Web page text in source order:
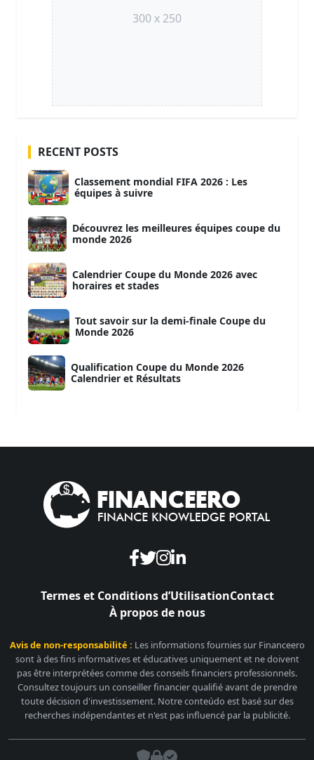
300 x 250
RECENT POSTS
Classement mondial FIFA 2026 : Les
équipes à suivre
Découvrez les meilleures équipes coupe du
monde 2026
Calendrier Coupe du Monde 2026 avec
horaires et stades
Tout savoir sur la demi-finale Coupe du
Monde 2026
Qualification Coupe du Monde 2026
Calendrier et Résultats
Termes et Conditions d’UtilisationContact
À propos de nous
Avis de non-responsabilité : Les informations fournies sur Financeero
sont à des fins informatives et éducatives uniquement et ne doivent
pas être interprétées comme des conseils financiers professionnels.
Consultez toujours un conseiller financier qualifié avant de prendre
toute décision d'investissement. Notre conteúdo est basé sur des
recherches indépendantes et n'est pas influencé par la publicité.